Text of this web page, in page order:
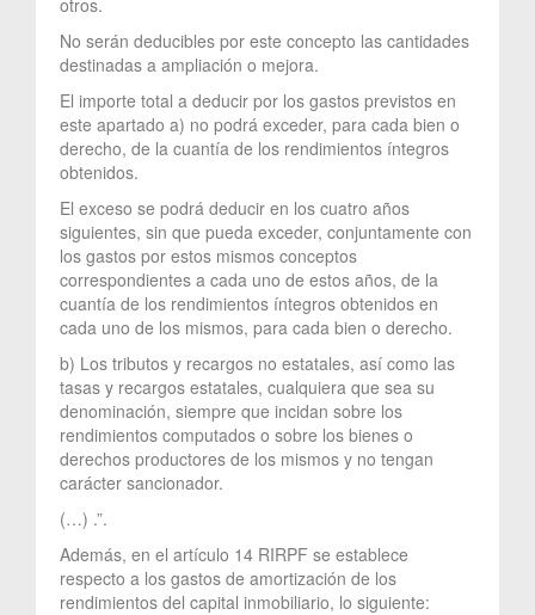
No serán deducibles por este concepto las cantidades
destinadas a ampliación o mejora.
El importe total a deducir por los gastos previstos en
este apartado a) no podrá exceder, para cada bien o
derecho, de la cuantía de los rendimientos íntegros
obtenidos.
El exceso se podrá deducir en los cuatro años
siguientes, sin que pueda exceder, conjuntamente con
los gastos por estos mismos conceptos
correspondientes a cada uno de estos años, de la
cuantía de los rendimientos íntegros obtenidos en
cada uno de los mismos, para cada bien o derecho.
b) Los tributos y recargos no estatales, así como las
tasas y recargos estatales, cualquiera que sea su
denominación, siempre que incidan sobre los
rendimientos computados o sobre los bienes o
derechos productores de los mismos y no tengan
carácter sancionador.
(…) .”.
Además, en el artículo 14 RIRPF se establece
respecto a los gastos de amortización de los
rendimientos del capital inmobiliario, lo siguiente: